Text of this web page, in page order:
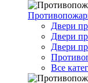
Двери
Двери
Двери
Все